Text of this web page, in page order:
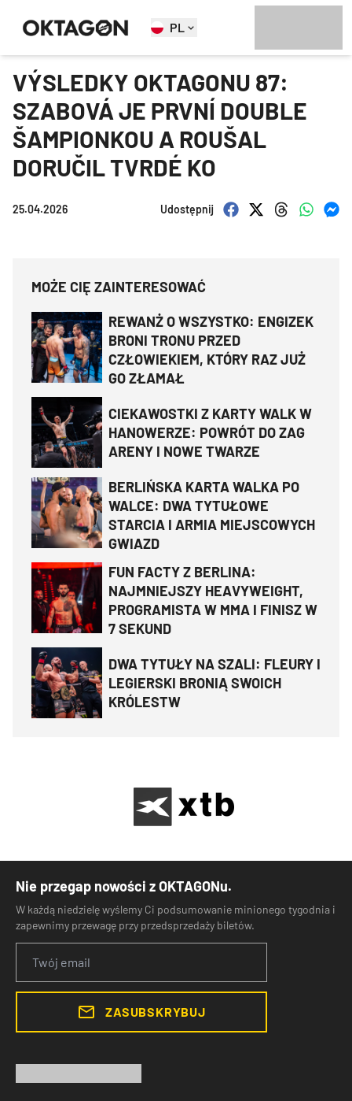
PL
VÝSLEDKY OKTAGONU 87:
SZABOVÁ JE PRVNÍ DOUBLE
ŠAMPIONKOU A ROUŠAL
DORUČIL TVRDÉ KO
25.04.2026 Udostępnij
MOŻE CIĘ ZAINTERESOWAĆ
REWANŻ O WSZYSTKO: ENGIZEK
BRONI TRONU PRZED
CZŁOWIEKIEM, KTÓRY RAZ JUŻ
GO ZŁAMAŁ
CIEKAWOSTKI Z KARTY WALK W
HANOWERZE: POWRÓT DO ZAG
ARENY I NOWE TWARZE
BERLIŃSKA KARTA WALKA PO
WALCE: DWA TYTUŁOWE
STARCIA I ARMIA MIEJSCOWYCH
GWIAZD
FUN FACTY Z BERLINA:
NAJMNIEJSZY HEAVYWEIGHT,
PROGRAMISTA W MMA I FINISZ W
7 SEKUND
DWA TYTUŁY NA SZALI: FLEURY I
LEGIERSKI BRONIĄ SWOICH
KRÓLESTW
Nie przegap nowości z OKTAGONu.
W każdą niedzielę wyślemy Ci podsumowanie minionego tygodnia i
zapewnimy przewagę przy przedsprzedaży biletów.
ZASUBSKRYBUJ